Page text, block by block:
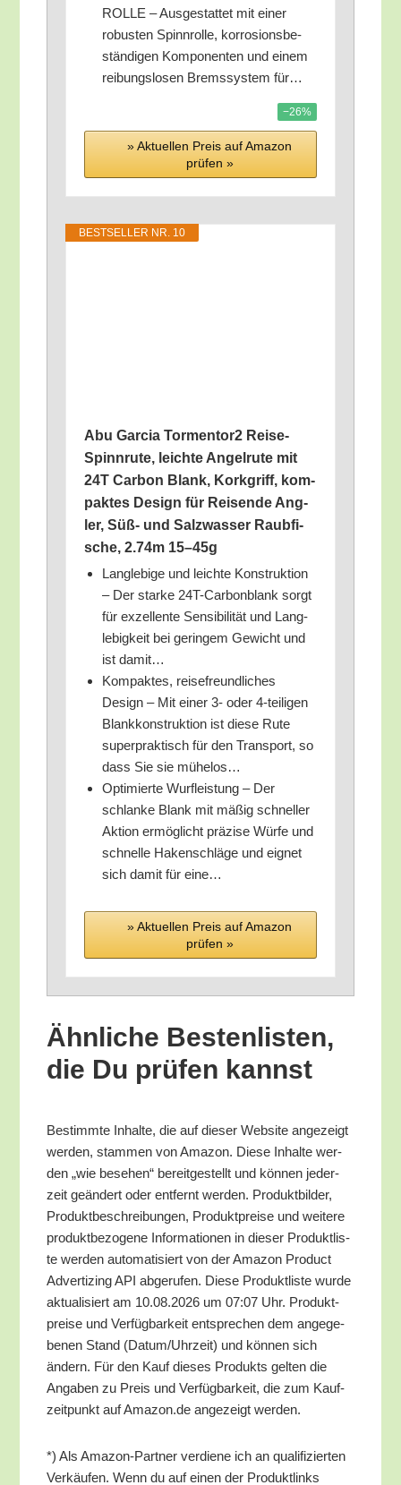
ROLLE – Aus­ge­stat­tet mit einer
robus­ten Spinn­rol­le, kor­ro­si­ons­be­
stän­di­gen Kom­po­nen­ten und einem
rei­bungs­lo­sen Brems­sys­tem für…
−26%
» Aktu­el­len Preis auf Ama­zon
prü­fen »
BEST­SEL­LER NR. 10
Abu Gar­cia Tormentor2 Rei­se-
Spinn­ru­te, leich­te Angel­ru­te mit
24T Car­bon Blank, Kork­griff, kom­
pak­tes Design für Rei­sen­de Ang­
ler, Süß- und Salz­was­ser Raub­fi­
sche, 2.74m 15–45g
Lang­le­bi­ge und leich­te Kon­struk­ti­on
– Der star­ke 24T-Car­bon­blank sorgt
für exzel­len­te Sen­si­bi­li­tät und Lang­
le­big­keit bei gerin­gem Gewicht und
ist damit…
Kom­pak­tes, rei­se­freund­li­ches
Design – Mit einer 3- oder 4‑teiligen
Blank­kon­struk­ti­on ist die­se Rute
super­prak­tisch für den Trans­port, so
dass Sie sie mühelos…
Opti­mier­te Wurf­leis­tung – Der
schlan­ke Blank mit mäßig schnel­ler
Akti­on ermög­licht prä­zi­se Wür­fe und
schnel­le Haken­schlä­ge und eig­net
sich damit für eine…
» Aktu­el­len Preis auf Ama­zon
prü­fen »
Ähn­li­che Bes­ten­lis­ten,
die Du prü­fen kannst
Bestimm­te Inhal­te, die auf die­ser Web­site ange­zeigt
wer­den, stam­men von Ama­zon. Die­se Inhal­te wer­
den „wie bese­hen“ bereit­ge­stellt und kön­nen jeder­
zeit geän­dert oder ent­fernt wer­den. Pro­dukt­bil­der,
Pro­dukt­be­schrei­bun­gen, Pro­dukt­prei­se und wei­te­re
pro­dukt­be­zo­ge­ne Infor­ma­tio­nen in die­ser Pro­dukt­lis­
te wer­den auto­ma­ti­siert von der Ama­zon Pro­duct
Adver­tiz­ing API abge­ru­fen. Die­se Pro­dukt­lis­te wur­de
aktua­li­siert am 10.08.2026 um 07:07 Uhr. Pro­dukt­
prei­se und Ver­füg­bar­keit ent­spre­chen dem ange­ge­
be­nen Stand (Datum/​Uhrzeit) und kön­nen sich
ändern. Für den Kauf die­ses Pro­dukts gel­ten die
Anga­ben zu Preis und Ver­füg­bar­keit, die zum Kauf­
zeit­punkt auf Amazon.de ange­zeigt werden.
*) Als Ama­zon-Part­ner ver­die­ne ich an qua­li­fi­zier­ten
Ver­käu­fen. Wenn du auf einen der Pro­dukt­links